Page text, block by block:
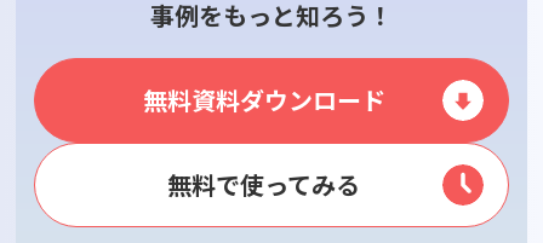
事例をもっと知ろう！
無料資料ダウンロード
無料で使ってみる